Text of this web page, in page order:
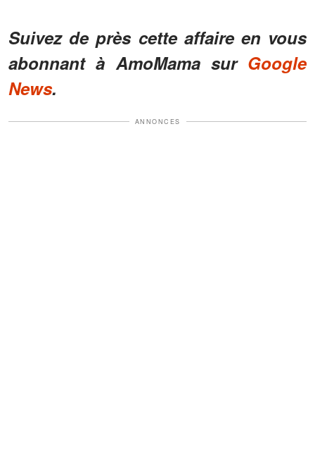
Suivez de près cette affaire en vous
abonnant à AmoMama sur Google
News.
ANNONCES